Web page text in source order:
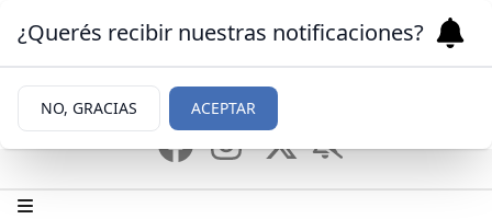
¿Querés recibir nuestras notificaciones?
NO, GRACIAS ACEPTAR